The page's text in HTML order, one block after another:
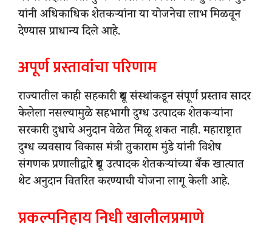
यांनी अधिकाधिक शेतकऱ्यांना या योजनेचा लाभ मिळवून
देण्यास प्राधान्य दिले आहे.
अपूर्ण प्रस्तावांचा परिणाम
राज्यातील काही सहकारी दूध संस्थांकडून संपूर्ण प्रस्ताव सादर
केलेला नसल्यामुळे सहभागी दुग्ध उत्पादक शेतकऱ्यांना
सरकारी दुधाचे अनुदान वेळेत मिळू शकत नाही. महाराष्ट्रात
दुग्ध व्यवसाय विकास मंत्री तुकाराम मुंडे यांनी विशेष
संगणक प्रणालीद्वारे दूध उत्पादक शेतकऱ्यांच्या बँक खात्यात
थेट अनुदान वितरित करण्याची योजना लागू केली आहे.
प्रकल्पनिहाय निधी खालीलप्रमाणे